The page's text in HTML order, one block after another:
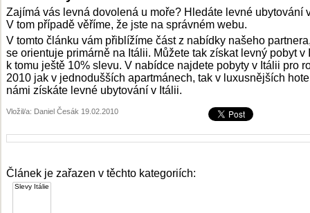
Zajímá vás levná dovolená u moře? Hledáte levné ubytování
V tom případě věříme, že jste na správném webu.
V tomto článku vám přiblížíme část z nabídky našeho
se orientuje primárně na Itálii. Můžete tak získat levný pobyt v
k tomu ještě 10% slevu. V nabídce najdete pobyty v Itálii pro
2010 jak v jednodušších apartmánech, tak v luxusnějších
námi získáte levné ubytování v Itálii.
Vložil/a: Daniel Česák 19.02.2010
Článek je zařazen v těchto kategoriích: